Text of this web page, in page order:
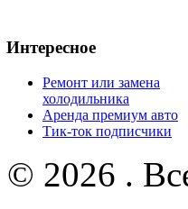
Интересное
Ремонт или замена
холодильника
Аренда премиум авто
Тик-ток подписчики
© 2026 .